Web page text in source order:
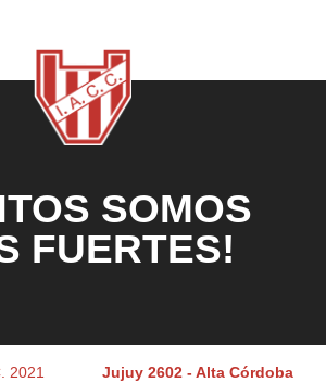
SOMOS
FUERTES!
2021 Jujuy 2602 - Alta Córdoba